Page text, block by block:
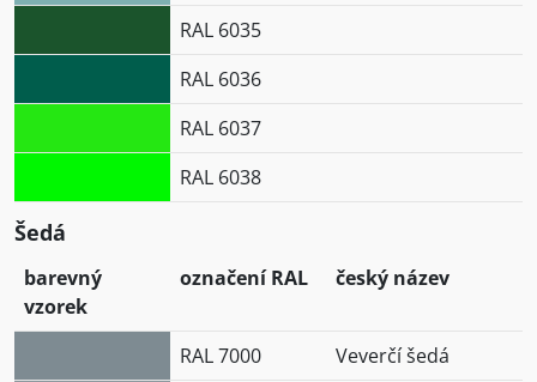
RAL 6035
RAL 6036
RAL 6037
RAL 6038
Šedá
barevný
vzorek
označení RAL český název
RAL 7000
Veverčí šedá